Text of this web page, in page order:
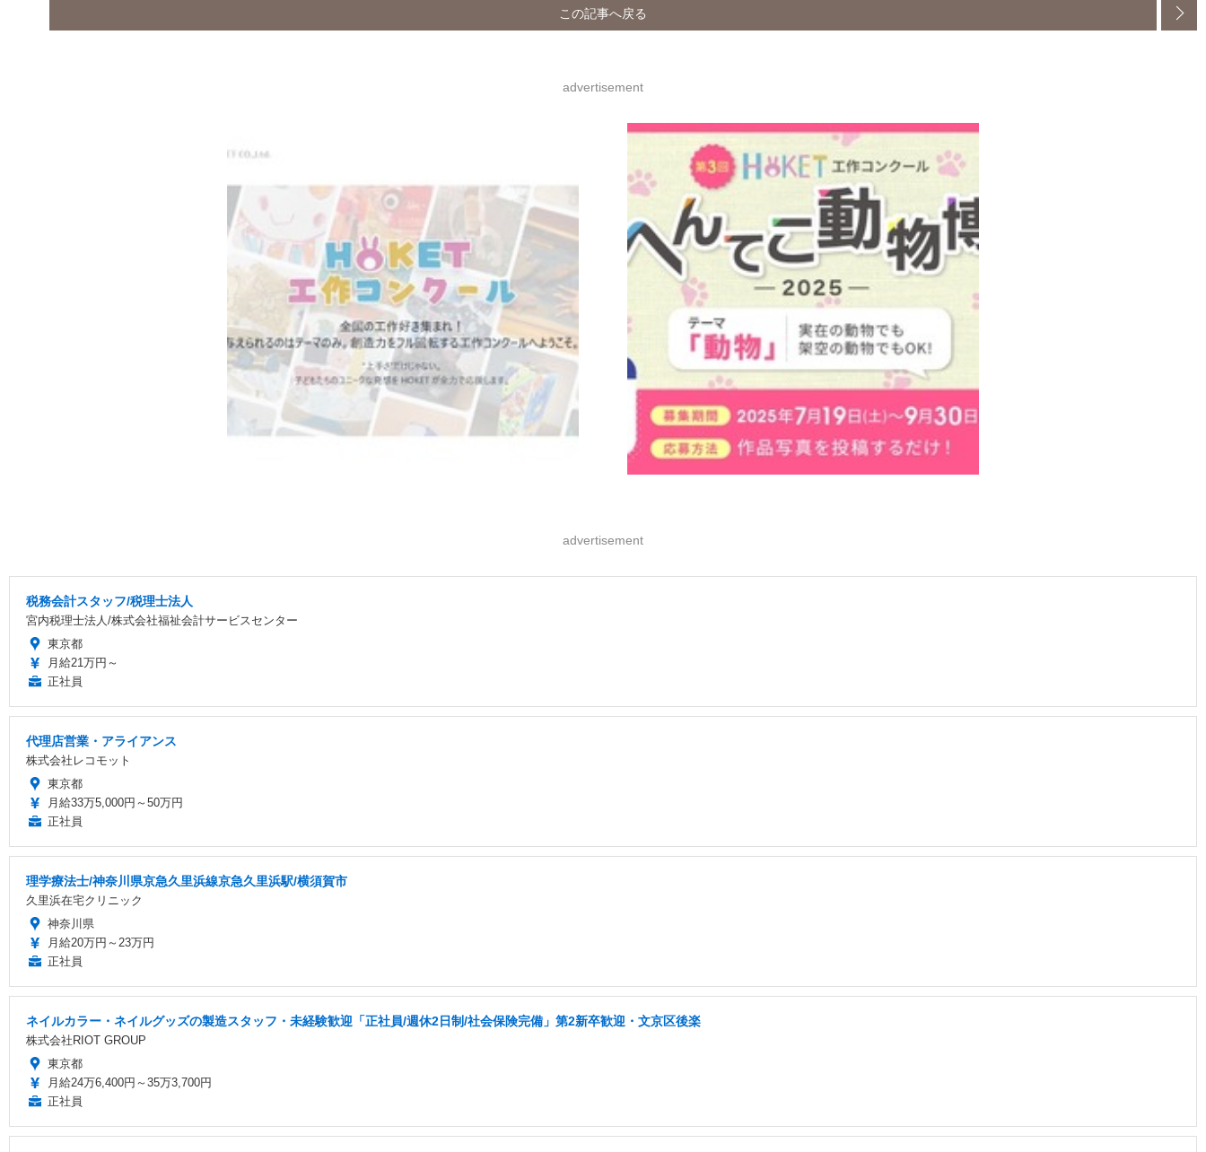
この記事へ戻る
advertisement
advertisement
税務会計スタッフ/税理士法人
宮内税理士法人/株式会社福祉会計サービスセンター
東京都
月給21万円～
正社員
代理店営業・アライアンス
株式会社レコモット
東京都
月給33万5,000円～50万円
正社員
理学療法士/神奈川県京急久里浜線京急久里浜駅/横須賀市
久里浜在宅クリニック
神奈川県
月給20万円～23万円
正社員
ネイルカラー・ネイルグッズの製造スタッフ・未経験歓迎「正社員/週休2日制/社会保険完備」第2新卒歓迎・文京区後楽
株式会社RIOT GROUP
東京都
月給24万6,400円～35万3,700円
正社員